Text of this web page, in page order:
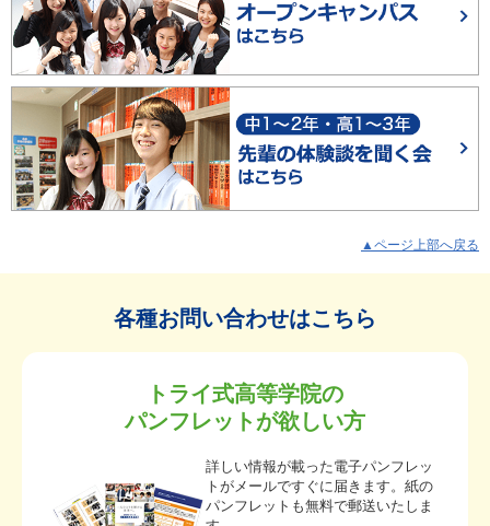
▲ページ上部へ戻る
各種お問い合わせはこちら
トライ式高等学院の
パンフレットが欲しい方
詳しい情報が載った電子パンフレッ
トがメールですぐに届きます。紙の
パンフレットも無料で郵送いたしま